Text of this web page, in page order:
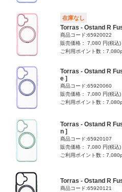
在庫なし
Torras - Ostand R
商品コード:65920022
販売価格： 7,080 円(税込)
ご利用ポイント数：
Torras - Ostand R
e ]
商品コード:65920060
販売価格： 7,080 円(税込)
ご利用ポイント数：
Torras - Ostand R
n ]
商品コード:65920107
販売価格： 7,080 円(税込)
ご利用ポイント数：
Torras - Ostand R
商品コード:65920121